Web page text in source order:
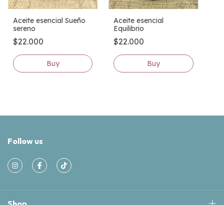
Aceite esencial Sueño
sereno
$22.000
Aceite esencial
Equilibrio
$22.000
Follow us